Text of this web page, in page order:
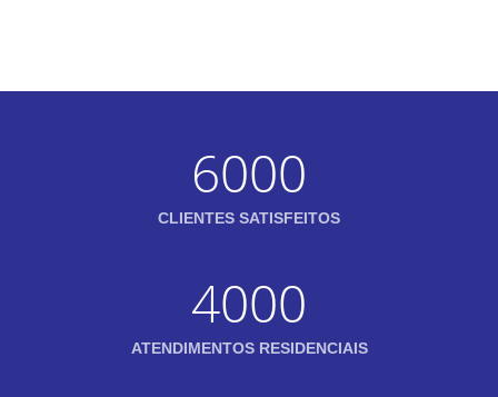
6000
CLIENTES SATISFEITOS
4000
ATENDIMENTOS RESIDENCIAIS